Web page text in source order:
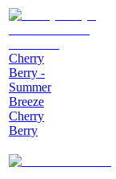
Cherry
Berry -
Summer
Breeze
Cherry
Berry